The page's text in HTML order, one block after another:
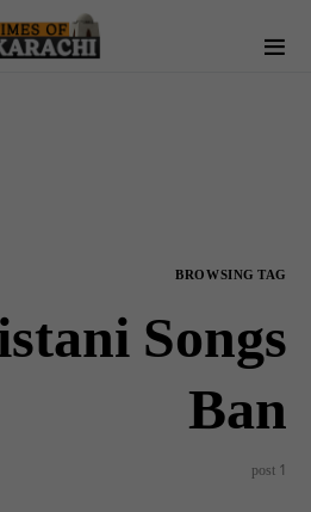
BROWSING TAG
Songs
Ban
1 post